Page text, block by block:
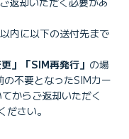
内に以下の送付先まで
」「SIM再発行」 の場
不要となったSIMカー
からご返却いただく
さい。